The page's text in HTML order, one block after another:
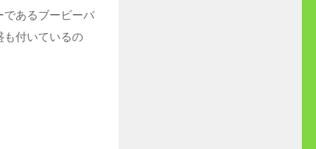
であるブービーバ
も付いているの